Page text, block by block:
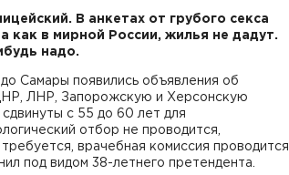
В анкетах от грубого секса
как в мирной России, жилья не дадут.
надо.
Самары появились объявления об
ЛНР, Запорожскую и Херсонскую
с 55 до 60 лет для
отбор не проводится,
врачебная комиссия проводится
под видом 38-летнего претендента.